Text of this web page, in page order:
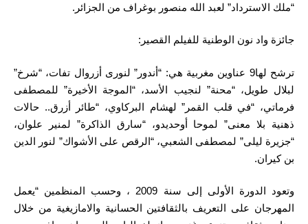
“ملك الاسترداد” لعبد الله منصور بوغراف من الجزائر.
جائزة واد نون الوطنية للفيلم القصير:
ترشح لها9 عناوين مغربية هي: “أندور” لنورى أزروال تفات، “شرخ”
لبلال طويل، “محنة” لنجيب الأسد، “الموجة الأخيرة” للمصطفى
فرماتي، “في قلب القمر” لهشام البركاوي، “طائر أزرق.. حالات
ذهنية بلا معنى” لموحا أوحديدو، “سارق الذاكرة” لمنير علوان،
“جزيرة ليلى” لمصطفى الشعبي، “الرقص على الأشواك” لنور الدين
بن كيران.
وتعود الدورة الأولى إلى سنة 2009 ، وحسب المنظمين “يعمل
المهرجان على التعريف بالثقافتين الحسانية والامازيغية من خلال